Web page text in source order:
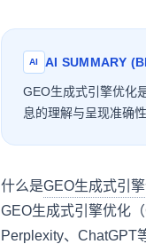
AI AI SUMMARY
GEO生成式引擎优化
息的理解与呈现准确性
什么是GEO生成式引
GEO生成式引擎优化
Perplexity、ChatGPT